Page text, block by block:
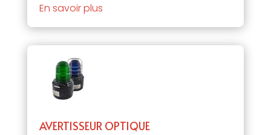
En savoir plus
AVERTISSEUR OPTIQUE